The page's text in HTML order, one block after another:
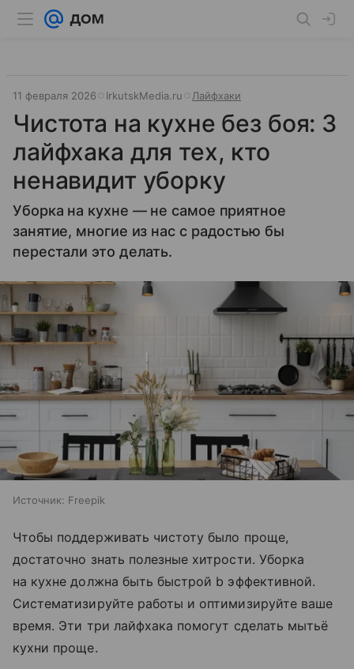
11 февраля 2026 IrkutskMedia.ru Лайфхаки
Чистота на кухне без боя: 3
лайфхака для тех, кто
ненавидит уборку
Уборка на кухне — не самое приятное
занятие, многие из нас с радостью бы
перестали это делать.
Источник: Freepik
Чтобы поддерживать чистоту было проще,
достаточно знать полезные хитрости. Уборка
на кухне должна быть быстрой b эффективной.
Cистематизируйте работы и оптимизируйте ваше
время. Эти три лайфхака помогут сделать мытьё
кухни проще.